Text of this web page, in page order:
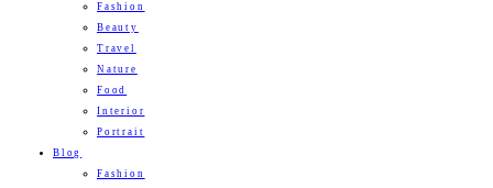
Fashion
Beauty
Travel
Nature
Food
Interior
Portrait
Blog
Fashion